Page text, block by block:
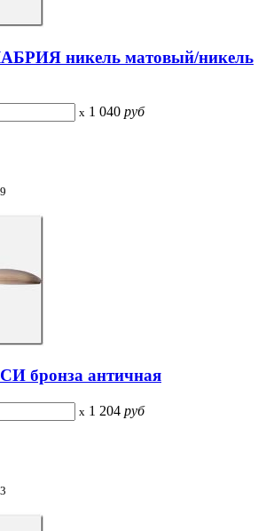
никель матовый/никель
x 1 040 руб
бронза античная
x 1 204 руб